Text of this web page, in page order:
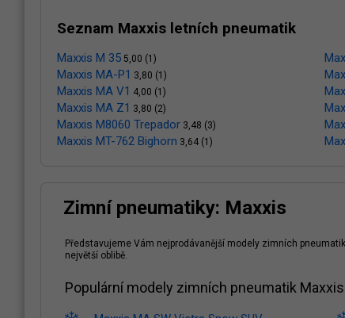
Seznam Maxxis letních pneumatik
Maxxis M 35 5,00 (1)
Maxxis MA-P1 3,80 (1)
Maxxis MA V1 4,00 (1)
Maxxis MA Z1 3,80 (2)
Maxxis M8060 Trepador 3,48 (3)
Maxxis MT-762 Bighorn 3,64 (1)
Zimní pneumatiky: Maxxis
Představujeme Vám nejprodávanější modely zimních
největší oblibě.
Populární modely zimních pneumatik Maxxis